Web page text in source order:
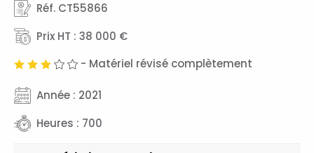
Réf. CT55866
Prix HT : 38 000 €
- Matériel révisé complètement
Année : 2021
Heures : 700